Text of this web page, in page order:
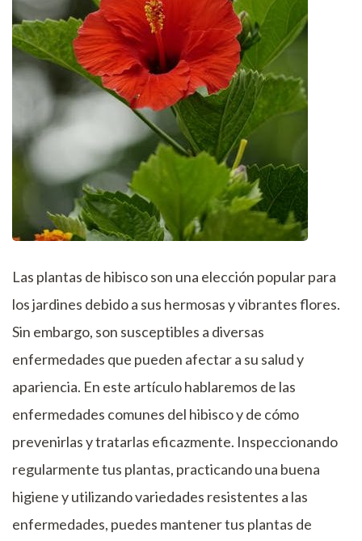
Las plantas de hibisco son una elección popular para
los jardines debido a sus hermosas y vibrantes flores.
Sin embargo, son susceptibles a diversas
enfermedades que pueden afectar a su salud y
apariencia. En este artículo hablaremos de las
enfermedades comunes del hibisco y de cómo
prevenirlas y tratarlas eficazmente. Inspeccionando
regularmente tus plantas, practicando una buena
higiene y utilizando variedades resistentes a las
enfermedades, puedes mantener tus plantas de